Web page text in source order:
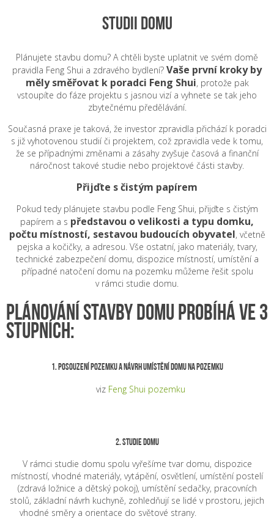
STUDII DOMU
Plánujete stavbu domu? A chtěli byste uplatnit ve svém domě
pravidla Feng Shui a zdravého bydlení? Vaše první kroky by
měly směřovat k poradci Feng Shui, protože pak
vstoupíte do fáze projektu s jasnou vizí a vyhnete se tak jeho
zbytečnému předělávání.
Současná praxe je taková, že investor zpravidla přichází k poradci
s již vyhotovenou studií či projektem, což zpravidla vede k tomu,
že se případnými změnami a zásahy zvyšuje časová a finanční
náročnost takové studie nebo projektové části stavby.
Přijďte s čistým papírem
Pokud tedy plánujete stavbu podle Feng Shui, přijďte s čistým
papírem a s představou o velikosti a typu domku,
počtu místností, sestavou budoucích obyvatel, včetně
pejska a kočičky, a adresou. Vše ostatní, jako materiály, tvary,
technické zabezpečení domu, dispozice místností, umístění a
případné natočení domu na pozemku můžeme řešit spolu
v rámci studie domu.
PLÁNOVÁNÍ STAVBY DOMU PROBÍHÁ VE 3
STUPNÍCH:
1. Posouzení pozemku a návrh umístění domu na pozemku
viz Feng Shui pozemku
2. Studie domu
V rámci studie domu spolu vyřešíme tvar domu, dispozice
místností, vhodné materiály, vytápění, osvětlení, umístění postelí
(zdravá ložnice a dětský pokoj), umístění sedačky, pracovních
stolů, základní návrh kuchyně, zohledňují se lidé v prostoru, jejich
vhodné směry a orientace do světové strany.